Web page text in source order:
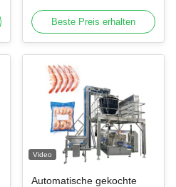
Mehrkopfwaage
Beutel, Taschen, Beutel
Beste Preis erhalten
Video
Automatische gekochte